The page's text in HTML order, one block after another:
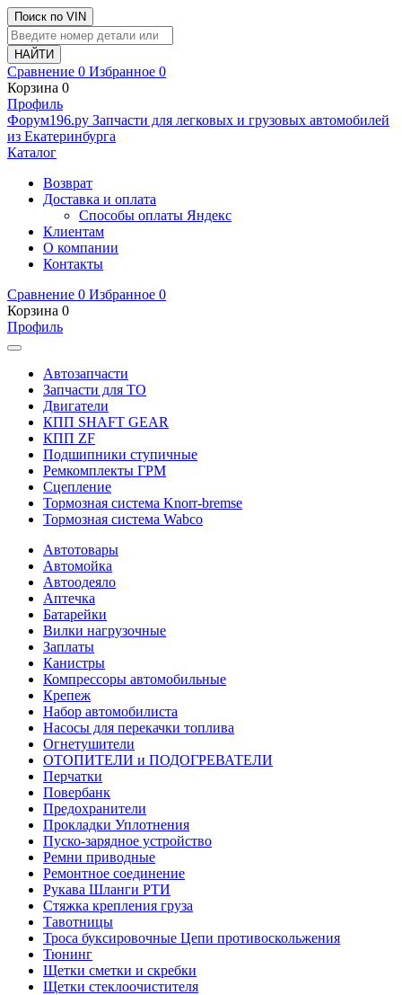
Поиск по VIN
Сравнение 0 Избранное 0
Корзина 0
Профиль
Фoрум196.ру Запчасти для легковых и грузовых автомобилей
из Екатеринбурга
Каталог
Возврат
Доставка и оплата
Способы оплаты Яндекс
Клиентам
О компании
Контакты
Сравнение 0 Избранное 0
Корзина 0
Профиль
Автозапчасти
Запчасти для ТО
Двигатели
КПП SHAFT GEAR
КПП ZF
Подшипники ступичные
Ремкомплекты ГРМ
Сцепление
Тормозная система Knorr-bremse
Тормозная система Wabco
Автотовары
Автомойка
Автоодеяло
Аптечка
Батарейки
Вилки нагрузочные
Заплаты
Канистры
Компрессоры автомобильные
Крепеж
Набор автомобилиста
Насосы для перекачки топлива
Огнетушители
ОТОПИТЕЛИ и ПОДОГРЕВАТЕЛИ
Перчатки
Повербанк
Предохранители
Прокладки Уплотнения
Пуско-зарядное устройство
Ремни приводные
Ремонтное соединение
Рукава Шланги РТИ
Стяжка крепления груза
Тавотницы
Троса буксировочные Цепи противоскольжения
Тюнинг
Щетки сметки и скребки
Щетки стеклоочистителя